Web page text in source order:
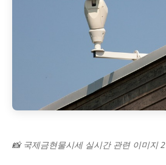
📸 국제금현물시세 실시간 관련 이미지 2